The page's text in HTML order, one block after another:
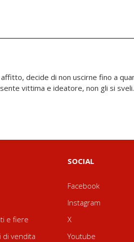
vittima e ideatore, non gli si sveli.
e fiere
di vendita
SOCIAL
Facebook
Instagram
X
Youtube